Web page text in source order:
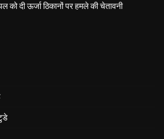
को दी ऊर्जा ठिकानों पर हमले की चेतावनी